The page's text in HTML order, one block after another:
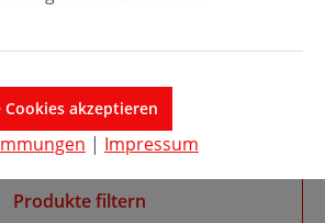
Produkte filtern
Cookies akzeptieren
| Impressum